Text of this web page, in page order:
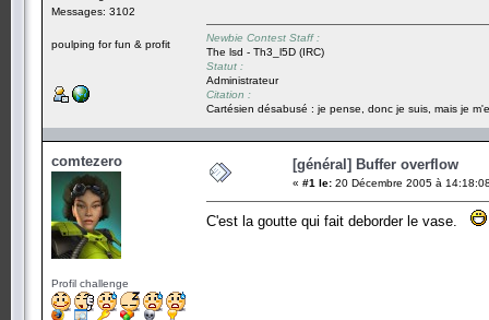
Messages: 3102
poulping for fun & profit
Newbie Contest Staff :
The lsd - Th3_l5D (IRC)
Statut :
Administrateur
Citation :
Cartésien désabusé : je pense, donc je suis, mais je
comtezero
Profil challenge
[général] Buffer overflow
« #1 le: 20 Décembre 2005 à
C'est la goutte qui fait deborder le vase.